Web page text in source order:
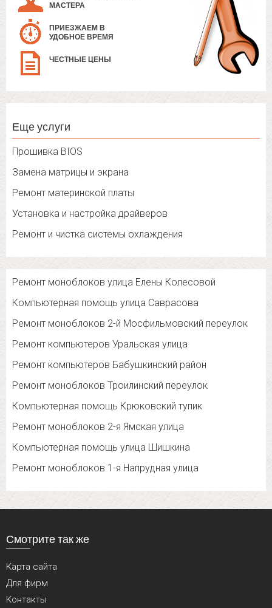
МАСТЕРА
ПРИЕЗЖАЕМ В
УДОБНОЕ ВРЕМЯ
ЧЕСТНЫЕ ЦЕНЫ
Еще услуги
Прошивка BIOS
Замена матрицы и экрана
Ремонт материнской платы
Установка и настройка драйверов
Ремонт и чистка системы охлаждения
Ремонт моноблоков улица Елены Колесовой
Компьютерная помощь улица Саврасова
Ремонт моноблоков 2-й Мосфильмовский переулок
Ремонт компьютеров Уральская улица
Ремонт компьютеров Бабушкинский район
Ремонт моноблоков Троилинский переулок
Компьютерная помощь Крюковский тупик
Ремонт моноблоков 2-я Ямская улица
Компьютерная помощь улица Шишкина
Ремонт моноблоков 1-я Напрудная улица
Смотрите так же
Карта сайта
Для фирм
Контакты